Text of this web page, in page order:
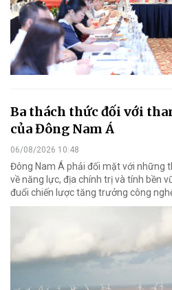
Ba thách thức đối với
của Đông Nam Á
06/08/2026 10:48
Đông Nam Á phải đối mặt với những
về năng lực, địa chính trị và tính bền
đuổi chiến lược tăng trưởng công